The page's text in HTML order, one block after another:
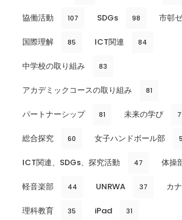
協働活動 107 SDGs 98 市邨
国際理解 85 ICT関連 84
中学校の取り組み 83
アカデミックコースの取り組み 81
パートナーシップ 81 未来の学び
総合探究 60 女子ハンドボール部
ICT関連、SDGs、探究活動 47 体操
軽音楽部 44 UNRWA 37 カ
理科教育 35 iPad 31